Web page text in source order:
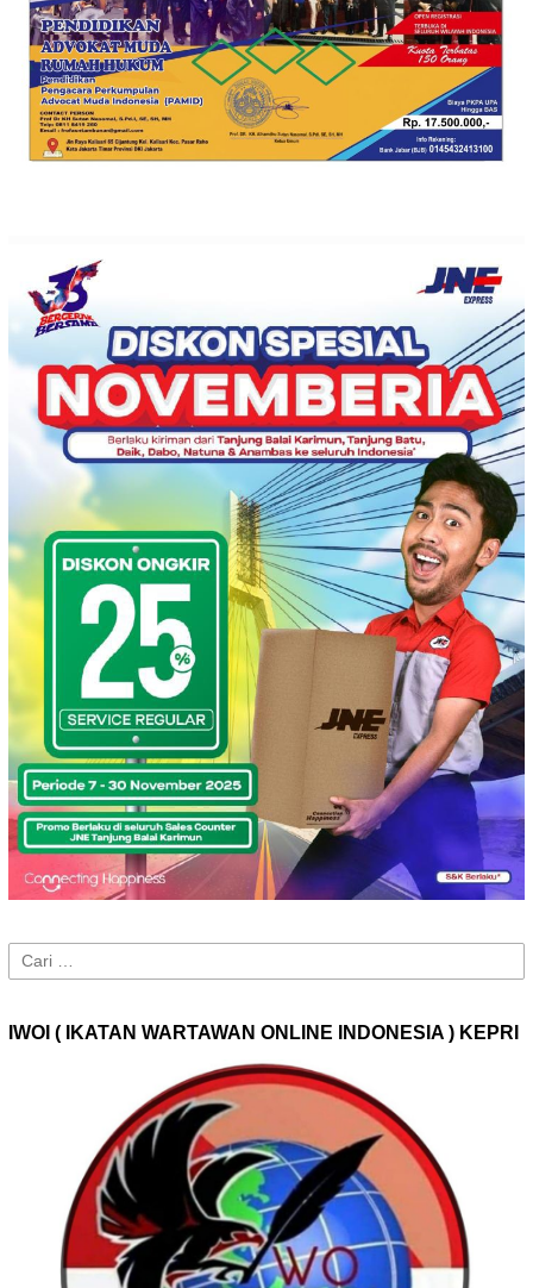
Cari
untuk:
IWOI ( IKATAN WARTAWAN ONLINE INDONESIA ) KEPRI